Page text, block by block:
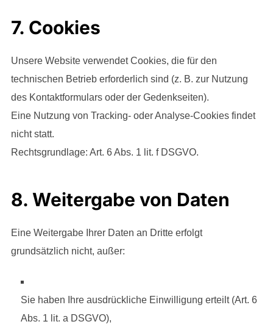
7. Cookies
Unsere Website verwendet Cookies, die für den
technischen Betrieb erforderlich sind (z. B. zur Nutzung
des Kontaktformulars oder der Gedenkseiten).
Eine Nutzung von Tracking- oder Analyse-Cookies findet
nicht statt.
Rechtsgrundlage: Art. 6 Abs. 1 lit. f DSGVO.
8. Weitergabe von Daten
Eine Weitergabe Ihrer Daten an Dritte erfolgt
grundsätzlich nicht, außer:
Sie haben Ihre ausdrückliche Einwilligung erteilt (Art. 6
Abs. 1 lit. a DSGVO),